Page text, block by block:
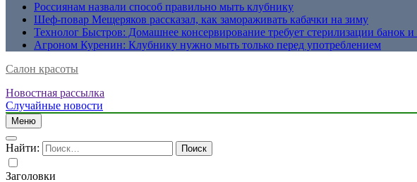
Россиянам назвали способ правильно мыть клубнику
Шеф-повар Мещеряков рассказал, как замораживать кабачки на зиму
Технолог Быстров: Домашнее консервирование требует стерилизации банок и
Агроном Куренин: Клубнику нужно мыть только перед употреблением
Салон красоты
Новостная рассылка
Случайные новости
Меню
Найти:
Заголовки